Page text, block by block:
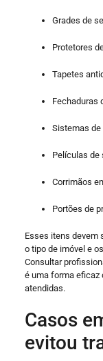
Grades de
Protetores
Tapetes
Fechaduras
Sistemas de
Películas de
Corrimãos
Portões de
Esses itens devem
o tipo de imóvel e
Consultar
é uma forma eficaz
atendidas.
Casos
evitou